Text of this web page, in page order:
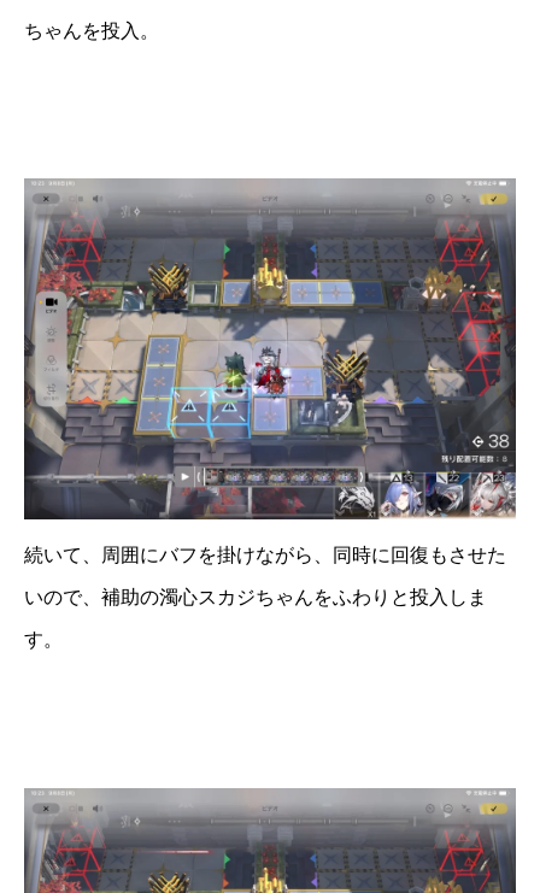
ちゃんを投入。
続いて、周囲にバフを掛けながら、同時に回復もさせた
いので、補助の濁心スカジちゃんをふわりと投入しま
す。